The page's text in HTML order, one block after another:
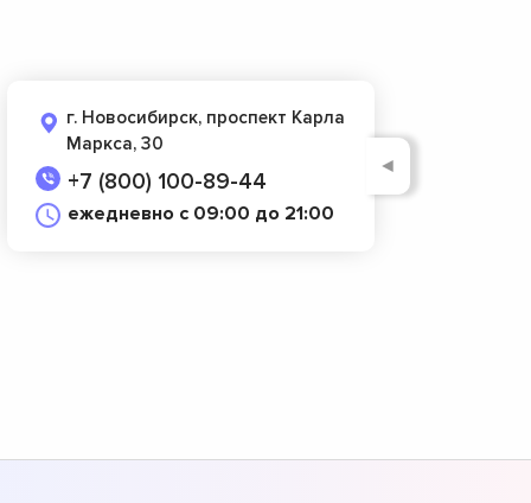
г. Новосибирск, проспект Карла
Маркса, 30
+7 (800) 100-89-44
ежедневно с 09:00 до 21:00
◄